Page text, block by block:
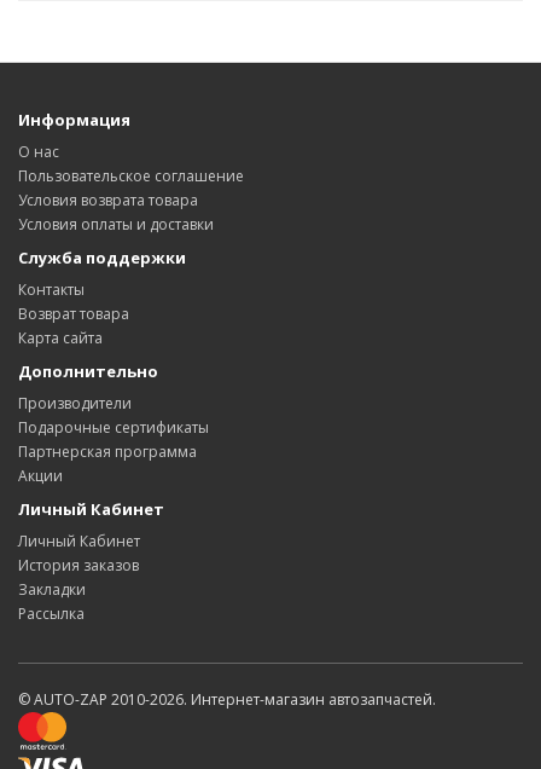
Информация
О нас
Пользовательское соглашение
Условия возврата товара
Условия оплаты и доставки
Служба поддержки
Контакты
Возврат товара
Карта сайта
Дополнительно
Производители
Подарочные сертификаты
Партнерская программа
Акции
Личный Кабинет
Личный Кабинет
История заказов
Закладки
Рассылка
© AUTO-ZAP 2010-2026. Интернет-магазин автозапчастей.